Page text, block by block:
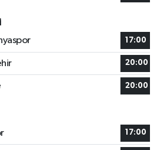
17:00
20:00
20:00
17:00